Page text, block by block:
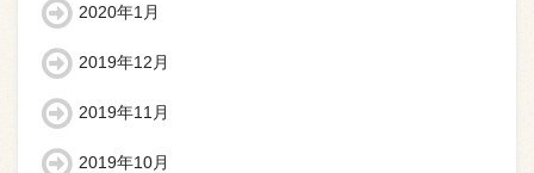
2020年1月
2019年12月
2019年11月
2019年10月